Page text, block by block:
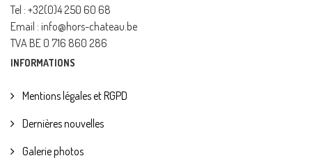
Tel : +32(0)4 250 60 68
Email : info@hors-chateau.be
TVA BE 0 716 860 286
INFORMATIONS
Mentions légales et RGPD
Dernières nouvelles
Galerie photos